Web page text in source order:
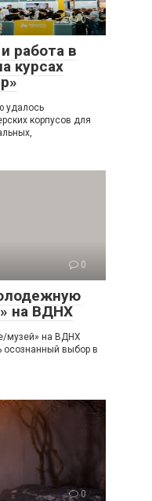
0
работа в
курсах
удалось
корпусов для
0
на ВДНХ
музей» на ВДНХ
осознанный выбор в
0